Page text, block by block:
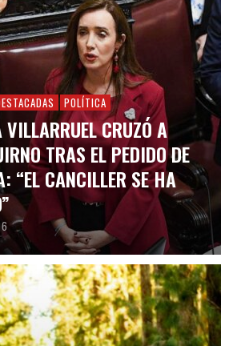
POLÍTICA
CRUZÓ A
TRAS EL PEDIDO DE
“EL CANCILLER SE HA